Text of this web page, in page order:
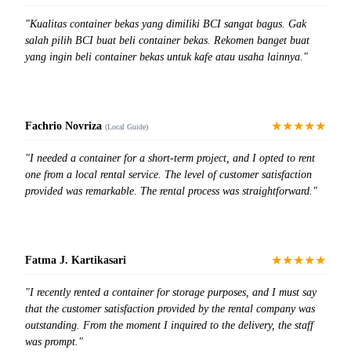
"Kualitas container bekas yang dimiliki BCI sangat bagus. Gak
salah pilih BCI buat beli container bekas. Rekomen banget buat
yang ingin beli container bekas untuk kafe atau usaha lainnya."
Fachrio Novriza (Local Guide) ★★★★★
"I needed a container for a short-term project, and I opted to rent
one from a local rental service. The level of customer satisfaction
provided was remarkable. The rental process was straightforward."
Fatma J. Kartikasari ★★★★★
"I recently rented a container for storage purposes, and I must say
that the customer satisfaction provided by the rental company was
outstanding. From the moment I inquired to the delivery, the staff
was prompt."